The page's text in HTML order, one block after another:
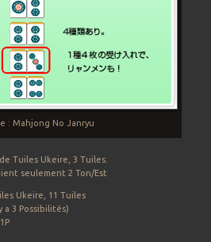
: Mahjong No Janryu
Tuiles Ukeire, 3 Tuiles.
seulement 2 Ton/Est
Ukeire, 11 Tuiles
a 3 Possibilités)